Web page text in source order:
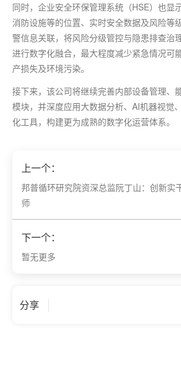
同时，企业安全环保管理系统（HSE）也显
消防设施等的位置、实时安全数据及风险等
警信息关联，将风险分级管控与隐患排查治
进行数字化融合， 最大程度减少紧急情况可
产损失及环境污染。
接下来，该公司将继续完善内部设备管理、
模块，并深度应用大数据分析、AI机器视觉
化工具，构建更为成熟的数字化运营体系。
上一个：
邦普循环研究院资深总监阮丁山：创新实
师
下一个：
暂无更多
分享